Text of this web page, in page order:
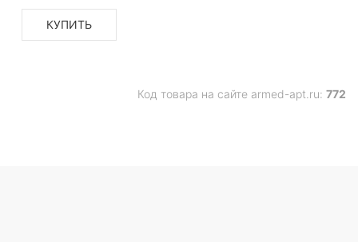
КУПИТЬ
Код товара на сайте armed-apt.ru: 772